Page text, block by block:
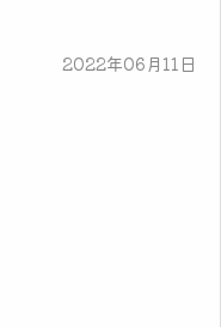
2022年06月11日